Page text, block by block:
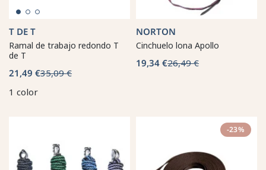
T DE T
Ramal de trabajo redondo T
de T
21,49 €35,09 €
1 color
NORTON
Cinchuelo lona Apollo
19,34 €26,49 €
-23%